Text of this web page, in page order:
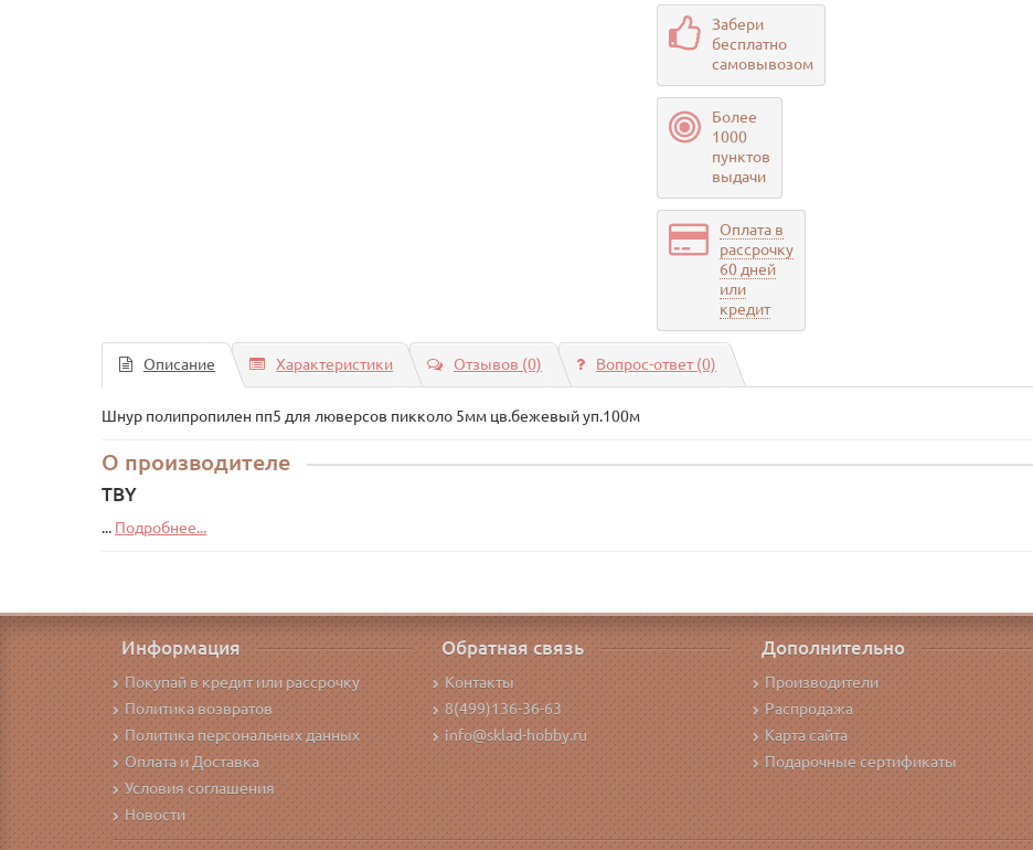
Забери
бесплатно
самовывозом
Более
1000
пунктов
выдачи
Оплата в
рассрочку
60 дней
или
кредит
Описание Характеристики Отзывов (0) Вопрос-ответ(0)
Шнур полипропилен пп5 для люверсов пикколо 5мм цв.бежевый уп.100м
О производителе
TBY
... Подробнее...
Информация
Покупай в кредит или рассрочку
Политика возвратов
Политика персональных данных
Оплата и Доставка
Условия соглашения
Новости
Обратная связь
Контакты
8(499)136-36-63
info@sklad-hobby.ru
Дополнительно
Производители
Распродажа
Карта сайта
Подарочные сертификаты